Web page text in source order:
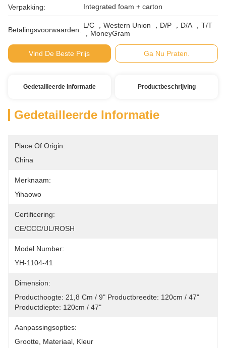
Verpakking: Integrated foam + carton
Betalingsvoorwaarden:
L/C ，Western Union ，D/P ，D/A ，T/T
，MoneyGram
Vind De Beste Prijs Ga Nu Praten.
Gedetailleerde Informatie Productbeschrijving
Gedetailleerde Informatie
Place Of Origin:
China
Merknaam:
Yihaowo
Certificering:
CE/CCC/UL/ROSH
Model Number:
YH-1104-41
Dimension:
Producthoogte: 21,8 Cm / 9" Productbreedte: 120cm / 47"
Productdiepte: 120cm / 47"
Aanpassingsopties:
Grootte, Materiaal, Kleur